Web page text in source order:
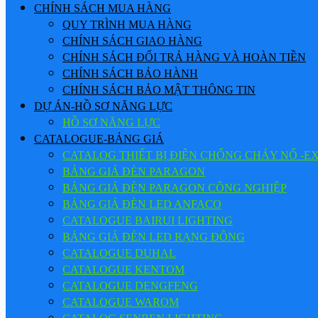
CHÍNH SÁCH MUA HÀNG
QUY TRÌNH MUA HÀNG
CHÍNH SÁCH GIAO HÀNG
CHÍNH SÁCH ĐỔI TRẢ HÀNG VÀ HOÀN TIỀN
CHÍNH SÁCH BẢO HÀNH
CHÍNH SÁCH BẢO MẬT THÔNG TIN
DỰ ÁN-HỒ SƠ NĂNG LỰC
HỒ SƠ NĂNG LỰC
CATALOGUE-BẢNG GIÁ
CATALOG THIẾT BỊ ĐIỆN CHỐNG CHÁY NỔ -
BẢNG GIÁ ĐÈN PARAGON
BẢNG GIÁ ĐÈN PARAGON CÔNG NGHIỆP
BẢNG GIÁ ĐÈN LED ANFACO
CATALOGUE BAIRUI LIGHTING
BẢNG GIÁ ĐÈN LED RẠNG ĐÔNG
CATALOGUE DUHAL
CATALOGUE KENTOM
CATALOGUE DENGFENG
CATALOGUE WAROM